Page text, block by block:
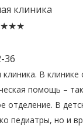
клиника
★★★
36
В клинике
помощь –
отделение. В
педиатры, но и